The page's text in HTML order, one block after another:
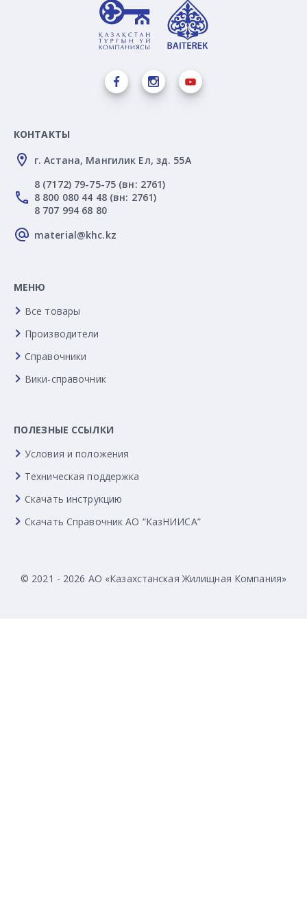
КОНТАКТЫ
г. Астана, Мангилик Ел, зд. 55А
8 (7172) 79-75-75 (вн: 2761)
8 800 080 44 48 (вн: 2761)
8 707 994 68 80
material@khc.kz
МЕНЮ
Все товары
Производители
Справочники
Вики-справочник
ПОЛЕЗНЫЕ ССЫЛКИ
Условия и положения
Техническая поддержка
Скачать инструкцию
Скачать Справочник АО “КазНИИСА”
© 2021 - 2026 АО «Казахстанская Жилищная Компания»